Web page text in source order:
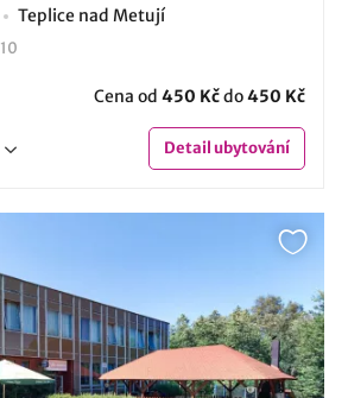
Teplice nad Metují
10
Cena od 450 Kčdo450 Kč
Detailubytování